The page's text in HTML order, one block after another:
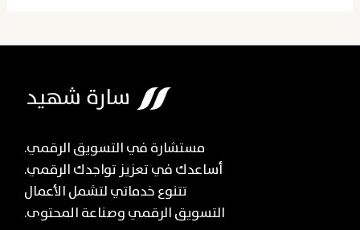
مستشارة في التسويق الرقمي.
أساعدك في تعزيز تواجدك الرقمي.
تتنوع خدماتي لتشمل الأعمال
التسويق الرقمي وصناعة المحتوى.